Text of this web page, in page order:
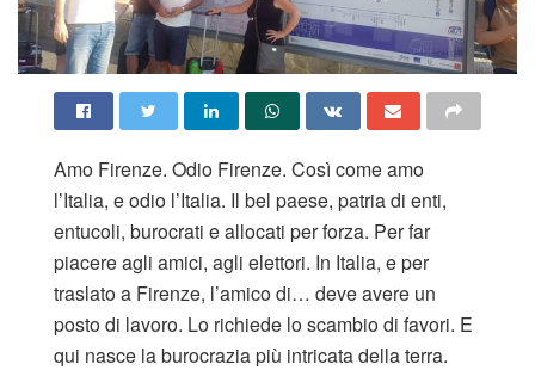
Amo Firenze. Odio Firenze. Così come amo
l’Italia, e odio l’Italia. Il bel paese, patria di enti,
entucoli, burocrati e allocati per forza. Per far
piacere agli amici, agli elettori. In Italia, e per
traslato a Firenze, l’amico di… deve avere un
posto di lavoro. Lo richiede lo scambio di favori. E
qui nasce la burocrazia più intricata della terra.